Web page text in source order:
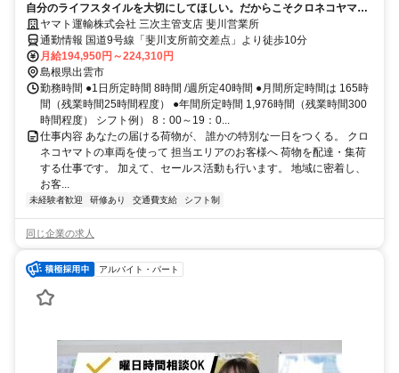
自分のライフスタイルを大切にしてほしい。だからこそクロネコヤマト
は収入も休日も充実
ヤマト運輸株式会社 三次主管支店 斐川営業所
通勤情報 国道9号線「斐川支所前交差点」より徒歩10分
月給194,950円～224,310円
島根県出雲市
勤務時間 ●1日所定時間 8時間 /週所定40時間 ●月間所定時間は 165時
間（残業時間25時間程度） ●年間所定時間 1,976時間（残業時間300
時間程度） シフト例） 8：00～19：0...
仕事内容 あなたの届ける荷物が、 誰かの特別な一日をつくる。 クロ
ネコヤマトの車両を使って 担当エリアのお客様へ 荷物を配達・集荷
する仕事です。 加えて、セールス活動も行います。 地域に密着し、
お客...
未経験者歓迎 研修あり 交通費支給 シフト制
同じ企業の求人
アルバイト・パート